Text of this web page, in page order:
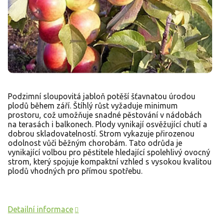
Podzimní sloupovitá jabloň potěší šťavnatou úrodou
plodů během září. Štíhlý růst vyžaduje minimum
prostoru, což umožňuje snadné pěstování v nádobách
na terasách i balkonech. Plody vynikají osvěžující chutí a
dobrou skladovatelností. Strom vykazuje přirozenou
odolnost vůči běžným chorobám. Tato odrůda je
vynikající volbou pro pěstitele hledající spolehlivý ovocný
strom, který spojuje kompaktní vzhled s vysokou kvalitou
plodů vhodných pro přímou spotřebu.
Detailní informace